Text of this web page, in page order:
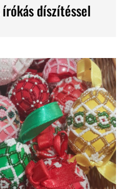
díszítéssel